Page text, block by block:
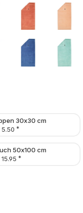
30x30 cm
5.50 *
50x100 cm
15.95 *